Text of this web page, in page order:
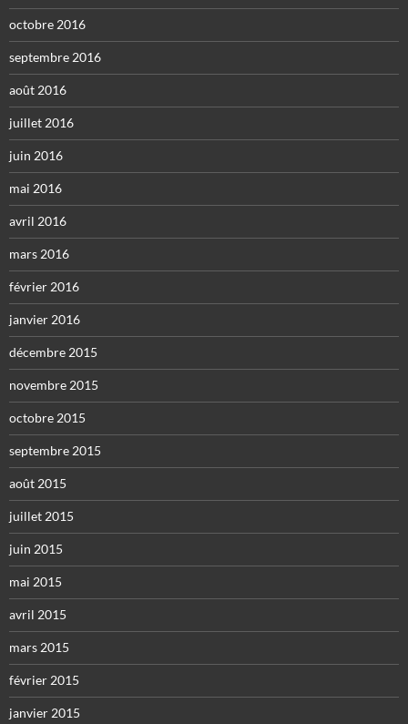
octobre 2016
septembre 2016
août 2016
juillet 2016
juin 2016
mai 2016
avril 2016
mars 2016
février 2016
janvier 2016
décembre 2015
novembre 2015
octobre 2015
septembre 2015
août 2015
juillet 2015
juin 2015
mai 2015
avril 2015
mars 2015
février 2015
janvier 2015